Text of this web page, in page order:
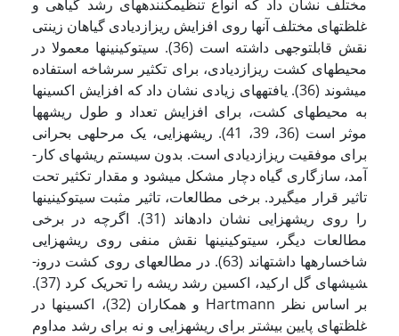
مختلف نشان داد که انواع تنظیم­کننده­های رشد گیاهی و
غلظت­های مختلف آنها روی افزایش ریزازدیادی گیاهان زینتی
نقش قابل­توجهی داشته است (36). سیتوکینین­ها معمولا در
محیط­های کشت ریزازدیادی، برای تکثیر سرشاخه استفاده
می­شوند (36). یافته­های زیادی نشان داد که افزایش اکسین­ها
به محیط­های کشت، برای افزایش تعداد و طول ریشه­ها
موثر است (36، 39، 41). ریشه­زایی، یک مرحله­ی بحرانی
برای موفقیت ریزازدیادی است. بدون سیستم ریشه­ای کار­
آمد، سازگاری گیاه دچار مشکل می­شود و مقدار تکثیر تحت
تاثیر قرار می­گیرد. برخی مطالعات، تاثیر مثبت سیتوکینین­ها
را روی ریشه­زایی نشان داده­اند (31). اگرچه در برخی
مطالعات دیگر، سیتوکینین­ها نقش منفی روی ریشه­زایی
شاخساره­ها داشته­اند (63). در مطالعه­ای روی کشت درون­
شیشه­ای گل ارکید، اکسین رشد ریشه را تحریک کرد (37).
بر اساس نظر Hartmann و همکاران (32)، اکسین­ها در
غلظت­های پایین بیشتر برای ریشه­زایی و نه برای رشد مداوم